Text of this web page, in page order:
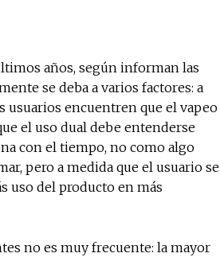
años, según informan las
se deba a varios factores: a
usuarios encuentren que el vapeo
el uso dual debe entenderse
con el tiempo, no como algo
pero a medida que el usuario se
uso del producto en más
no es muy frecuente: la mayor